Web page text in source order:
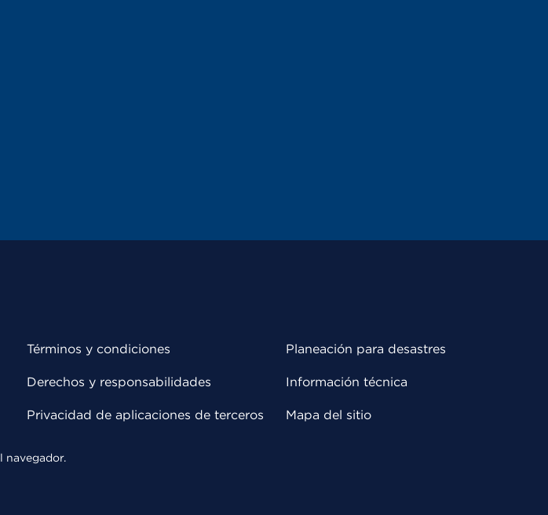
Términos y condiciones
Derechos y responsabilidades
Privacidad de aplicaciones de terceros
Planeación para desastres
Información técnica
Mapa del sitio
navegador.